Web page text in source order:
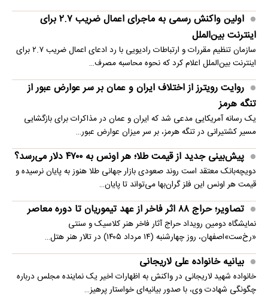
اولین واکنش رسمی به ماجرای اعمال ضریب ۲.۷ برای
اینترنت بین‌الملل
سازمان تنظیم مقررات و ارتباطات رادیویی با رد ادعای اعمال ضریب ۲.۷ برای
اینترنت بین‌الملل اعلام کرد که نحوه محاسبه مصرف…
روایت رویترز از اختلاف ایران و عمان بر سر عوارض عبور از
تنگه هرمز
یک رسانه آمریکایی مدعی شد که ایران و عمان در مذاکرات برای بازگشایی
مسیر کشتیرانی در تنگه هرمز، بر سر میزان عوارض عبور…
پیش‌بینی جدید از قیمت طلا؛ هر اونس به ۴۷۰۰ دلار می‌رسد؟
دویچه‌بانک معتقد است روند صعودی بازار جهانی طلا هنوز به پایان نرسیده و
قیمت هر اونس این فلز گران‌بها می‌تواند تا پایان…
تصاویر؛ حراج ۸۸ اثر فاخر از عهد تیموریان تا دوره معاصر
نمایشگاه دومین رویداد حراج آثار فاخر هنر کلاسیک و سنتی
«رخ‌ست»اصفهان، روز چهارشنبه (۱۴ مرداد ۱۴۰۵) در تالار هنر هتل…
بیانیه خانواده علی لاریجانی
خانواده شهید لاریجانی در واکنش به اظهارات اخیر یک نماینده مجلس درباره
چگونگی شهادت وی، با صدور بیانیه‌ای خواستار پرهیز…